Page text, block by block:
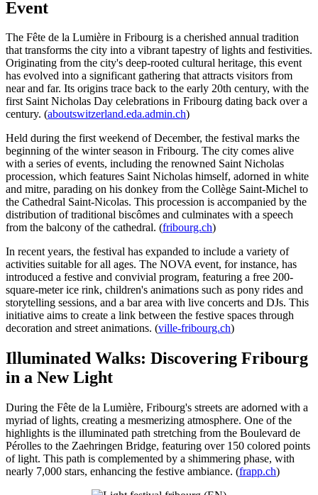
Event
The Fête de la Lumière in Fribourg is a cherished annual tradition
that transforms the city into a vibrant tapestry of lights and festivities.
Originating from the city's deep-rooted cultural heritage, this event
has evolved into a significant gathering that attracts visitors from
near and far. Its origins trace back to the early 20th century, with the
first Saint Nicholas Day celebrations in Fribourg dating back over a
century. (aboutswitzerland.eda.admin.ch)
Held during the first weekend of December, the festival marks the
beginning of the winter season in Fribourg. The city comes alive
with a series of events, including the renowned Saint Nicholas
procession, which features Saint Nicholas himself, adorned in white
and mitre, parading on his donkey from the Collège Saint-Michel to
the Cathedral Saint-Nicolas. This procession is accompanied by the
distribution of traditional biscômes and culminates with a speech
from the balcony of the cathedral. (fribourg.ch)
In recent years, the festival has expanded to include a variety of
activities suitable for all ages. The NOVA event, for instance, has
introduced a festive and convivial program, featuring a free 200-
square-meter ice rink, children's animations such as pony rides and
storytelling sessions, and a bar area with live concerts and DJs. This
initiative aims to create a link between the festive spaces through
decoration and street animations. (ville-fribourg.ch)
Illuminated Walks: Discovering Fribourg
in a New Light
During the Fête de la Lumière, Fribourg's streets are adorned with a
myriad of lights, creating a mesmerizing atmosphere. One of the
highlights is the illuminated path stretching from the Boulevard de
Pérolles to the Zaehringen Bridge, featuring over 150 colored points
of light. This path is complemented by a shimmering phase, with
nearly 7,000 stars, enhancing the festive ambiance. (frapp.ch)